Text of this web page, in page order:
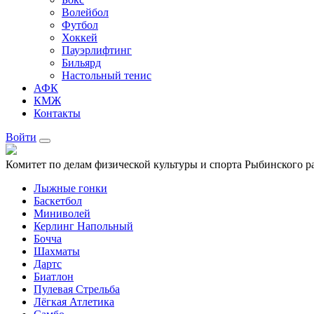
Волейбол
Футбол
Хоккей
Пауэрлифтинг
Бильярд
Настольный тенис
АФК
КМЖ
Контакты
Войти
Комитет по делам физической культуры и спорта Рыбинского
Лыжные гонки
Баскетбол
Миниволей
Керлинг Напольный
Бочча
Шахматы
Дартс
Биатлон
Пулевая Стрельба
Лёгкая Атлетика